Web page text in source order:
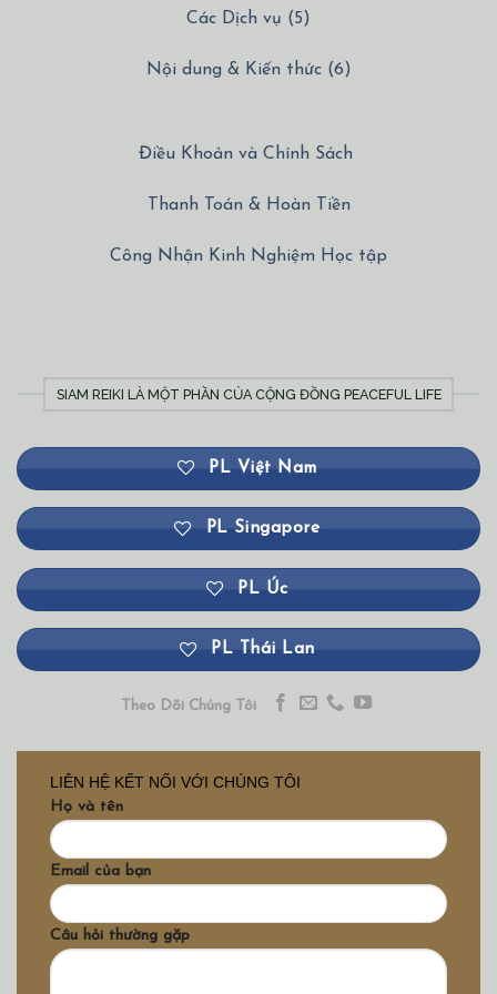
Các Dịch vụ (5)
Nội dung & Kiến thức (6)
Điều Khoản và Chính Sách
Thanh Toán & Hoàn Tiền
Công Nhận Kinh Nghiệm Học tập
SIAM REIKI LÀ MỘT PHẦN CỦA CỘNG ĐỒNG PEACEFUL LIFE
PL Việt Nam
PL Singapore
PL Úc
PL Thái Lan
Theo Dõi Chúng Tôi
LIÊN HỆ KẾT NỐI VỚI CHÚNG TÔI
Họ và tên
Email của bạn
Câu hỏi thường gặp